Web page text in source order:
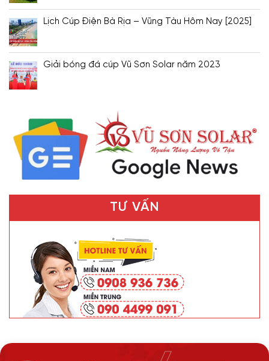
Lịch Cúp Điện Bà Rịa – Vũng Tàu Hôm Nay [2025]
Giải bóng đá cúp Vũ Sơn Solar năm 2023
TƯ VẤN